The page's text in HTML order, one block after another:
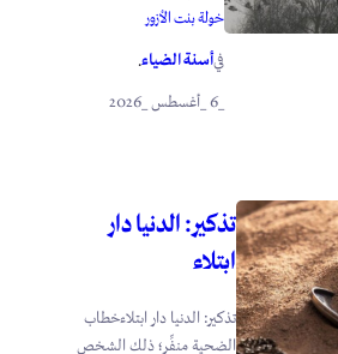
خولة بنت الأزور
فيأسنة الضياء.
تذكير: الدنيا دار
ابتلاء
تذكير: الدنيا دار ابتلاءخطاب
الضحية منفِّر؛ ذلك الشخص